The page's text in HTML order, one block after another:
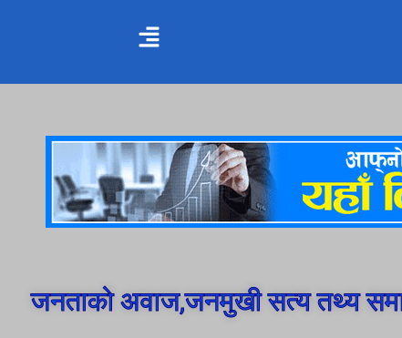
जनताको अवाज,जनमुखी सत्य तथ्य